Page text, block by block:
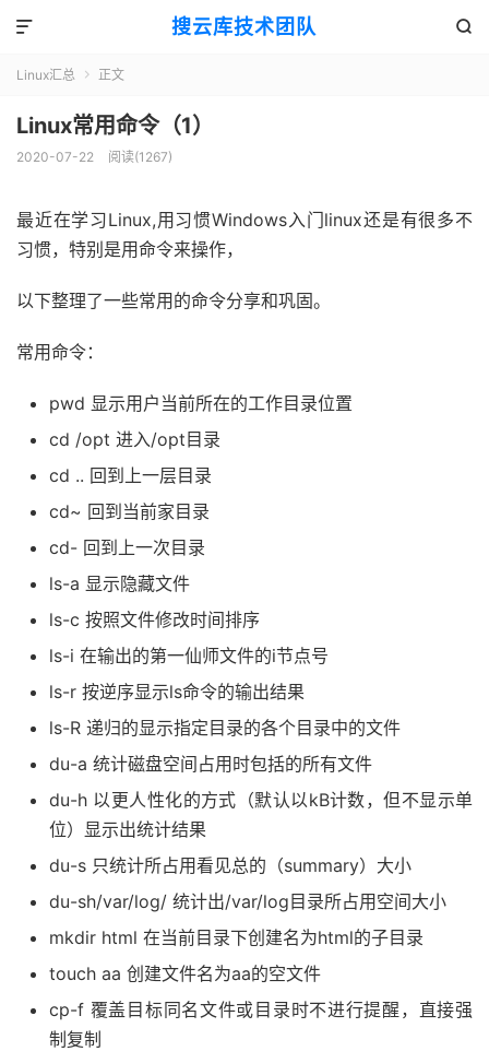
搜云库技术团队 

Linux汇总  正文
Linux常用命令（1）
2020-07-22 阅读(1267)
最近在学习Linux,用习惯Windows入门linux还是有很多不
习惯，特别是用命令来操作，
以下整理了一些常用的命令分享和巩固。
常用命令：
pwd 显示用户当前所在的工作目录位置
cd /opt 进入/opt目录
cd .. 回到上一层目录
cd~ 回到当前家目录
cd- 回到上一次目录
ls-a 显示隐藏文件
ls-c 按照文件修改时间排序
ls-i 在输出的第一仙师文件的i节点号
ls-r 按逆序显示ls命令的输出结果
ls-R 递归的显示指定目录的各个目录中的文件
du-a 统计磁盘空间占用时包括的所有文件
du-h 以更人性化的方式（默认以kB计数，但不显示单
位）显示出统计结果
du-s 只统计所占用看见总的（summary）大小
du-sh/var/log/ 统计出/var/log目录所占用空间大小
mkdir html 在当前目录下创建名为html的子目录
touch aa 创建文件名为aa的空文件
cp-f 覆盖目标同名文件或目录时不进行提醒，直接强
制复制